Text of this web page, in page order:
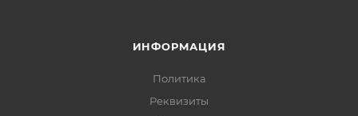
ИНФОРМАЦИЯ
Политика
Реквизиты